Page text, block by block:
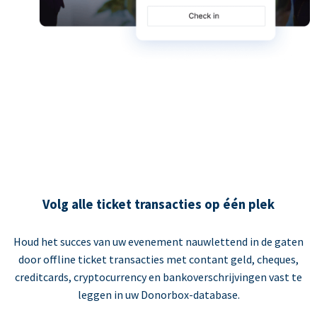
Volg alle ticket transacties op één plek
Houd het succes van uw evenement nauwlettend in de gaten
door offline ticket transacties met contant geld, cheques,
creditcards, cryptocurrency en bankoverschrijvingen vast te
leggen in uw Donorbox-database.